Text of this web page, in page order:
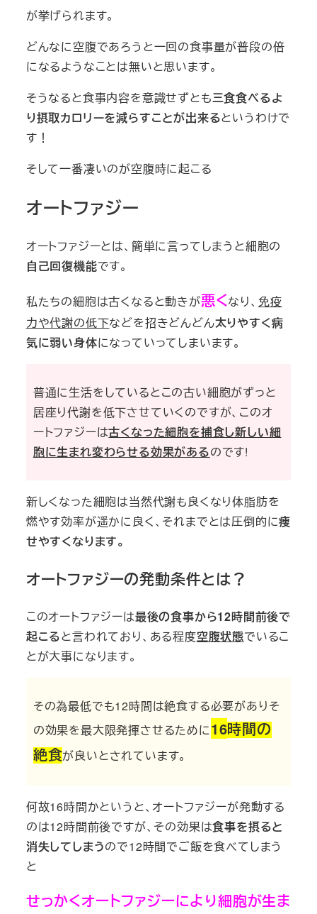
が挙げられます。
どんなに空腹であろうと一回の食事量が普段の倍
になるようなことは無いと思います。
そうなると食事内容を意識せずとも三食食べるよ
り摂取カロリーを減らすことが出来るというわけで
す！
そして一番凄いのが空腹時に起こる
オートファジー
オートファジーとは、簡単に言ってしまうと細胞の
自己回復機能です。
私たちの細胞は古くなると動きが悪くなり、 免疫
力や代謝の低下などを招きどんどん太りやすく病
気に弱い身体になっていってしまいます。
普通に生活をしているとこの古い細胞がずっと
居座り代謝を低下させていくのですが、このオ
ートファジーは古くなった細胞を捕食し新しい細
胞に生まれ変わらせる効果があるのです!
新しくなった細胞は当然代謝も良くなり体脂肪を
燃やす効率が遥かに良く、それまでとは圧倒的に痩
せやすくなります。
オートファジーの発動条件とは？
このオートファジーは最後の食事から12時間前後で
起こると言われており、ある程度空腹状態でいるこ
とが大事になります。
その為最低でも12時間は絶食する必要がありそ
の効果を最大限発揮させるために16時間の
絶食が良いとされています。
何故16時間かというと、オートファジーが発動する
のは12時間前後ですが、その効果は食事を摂ると
消失してしまうので12時間でご飯を食べてしまう
と
せっかくオートファジーにより細胞が生ま